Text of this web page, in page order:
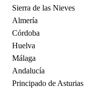
Sierra de las Nieves
Almería
Córdoba
Huelva
Málaga
Andalucía
Principado de Asturias